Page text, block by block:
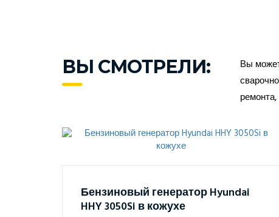
ВЫ СМОТРЕЛИ:
Вы
Бензиновый генератор Hyundai
HHY 3050Si в кожухе